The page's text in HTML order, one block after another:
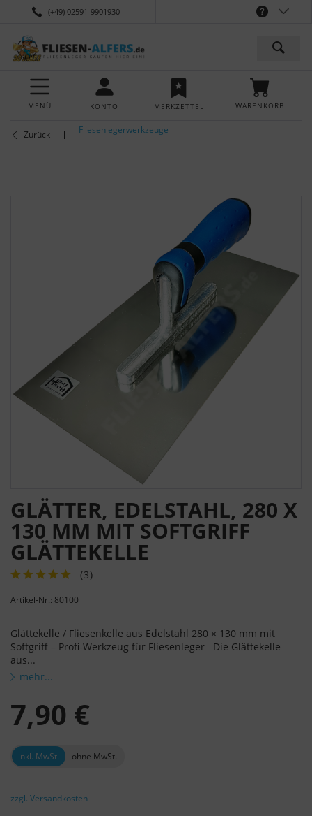
(+49) 02591-9901930
MENÜ KONTO MERKZETTEL WARENKORB
Zurück Fliesenlegerwerkzeuge
GLÄTTER, EDELSTAHL, 280 X
130 MM MIT SOFTGRIFF
GLÄTTEKELLE
(3)
Artikel-Nr.: 80100
Glättekelle / Fliesenkelle aus Edelstahl 280 × 130 mm mit
Softgriff – Profi-Werkzeug für Fliesenleger Die Glättekelle
aus...
mehr...
7,90 €
inkl. MwSt. ohne MwSt.
zzgl. Versandkosten